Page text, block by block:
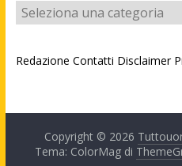
Categorie
Redazione Contatti Disclaimer
Copyright © 2026
Tema: ColorMag di